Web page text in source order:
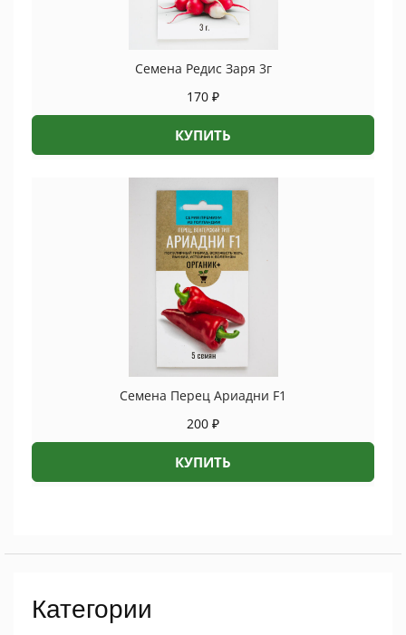
Семена Редис Заря 3г
170 ₽
КУПИТЬ
Семена Перец Ариадни F1
200 ₽
КУПИТЬ
Категории